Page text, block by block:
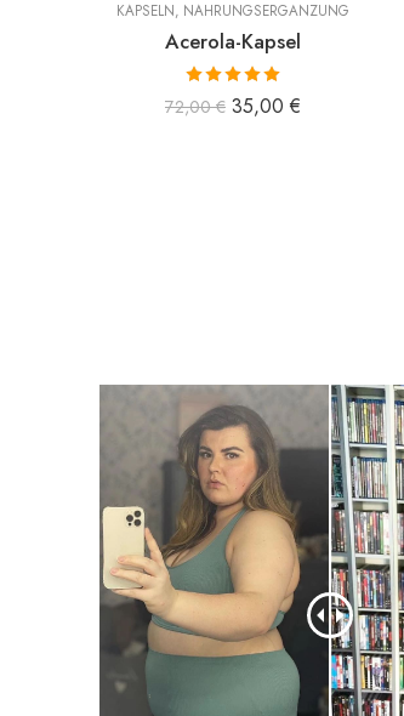
KAPSELN, NAHRUNGSERGÄNZUNG
Acerola-Kapsel
Bewertet mit
5.00 von 5
72,00€ 35,00 €